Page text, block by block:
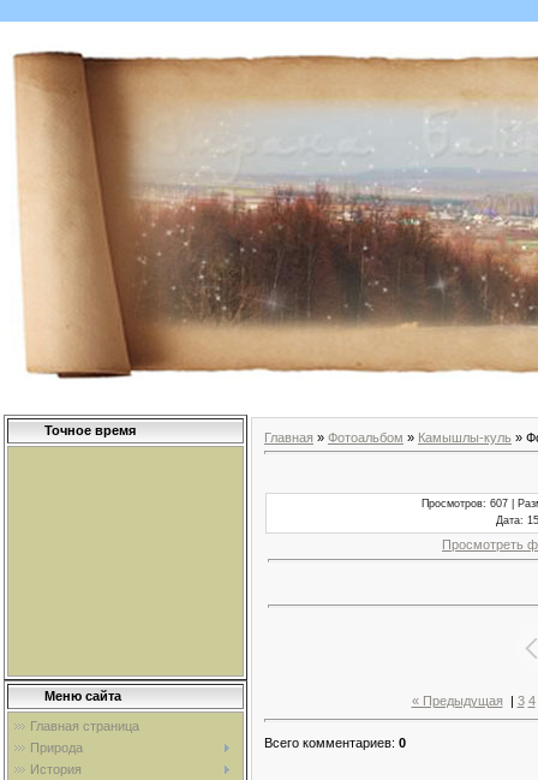
Точное время
Меню сайта
Главная страница
Природа
История
Главная » Фотоальбом » Камышлы-куль »
Просмотров: 607 |
Дата:
Просмотреть
« Предыдущая 3 4
Всего комментариев: 0